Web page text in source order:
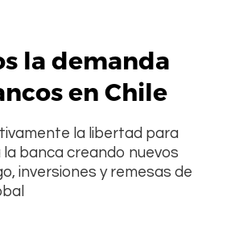
la demanda
en Chile
la libertad para
banca creando nuevos
inversiones y remesas de